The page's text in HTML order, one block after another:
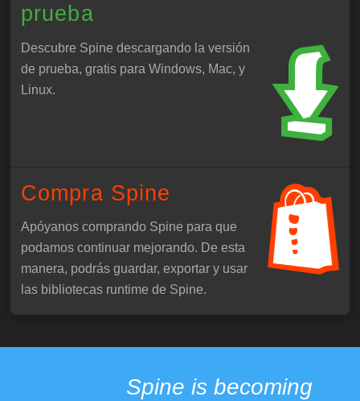
prueba
Descubre Spine descargando la versión
de prueba, gratis para Windows, Mac, y
Linux.
Compra Spine
Apóyanos comprando Spine para que
podamos continuar mejorando. De esta
manera, podrás guardar, exportar y usar
las bibliotecas runtime de Spine.
Spine is becoming